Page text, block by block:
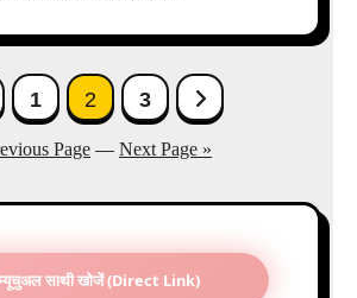
1 2 3
Page — Next Page »
साथी खोजें (Direct Link)